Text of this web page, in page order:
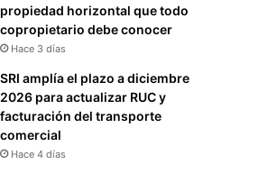
propiedad horizontal que todo
copropietario debe conocer
Hace 3 días
SRI amplía el plazo a diciembre
2026 para actualizar RUC y
facturación del transporte
comercial
Hace 4 días